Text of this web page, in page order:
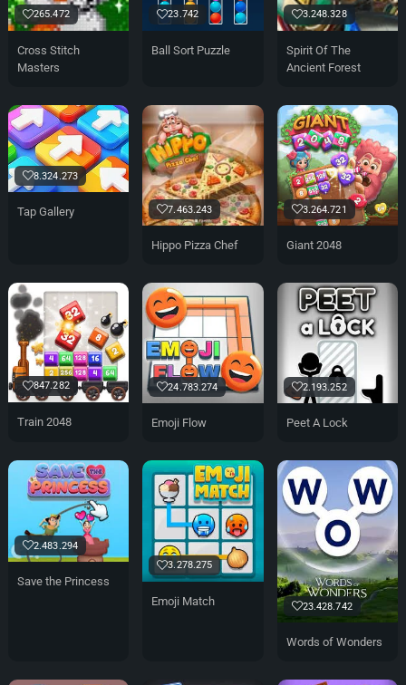
265.472
Cross Stitch
Masters
23.742
Ball Sort Puzzle
3.248.328
Spirit Of The
Ancient Forest
8.324.273
Tap Gallery 7.463.243
Hippo Pizza Chef
3.264.721
Giant 2048
847.282
Train 2048
24.783.274
Emoji Flow
2.193.252
Peet A Lock
2.483.294
Save the Princess
3.278.275
Emoji Match 23.428.742
Words of Wonders